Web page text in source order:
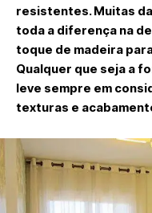
resistentes. Muitas
toda a diferença na
toque de madeira
Qualquer que seja a
leve sempre em
texturas e